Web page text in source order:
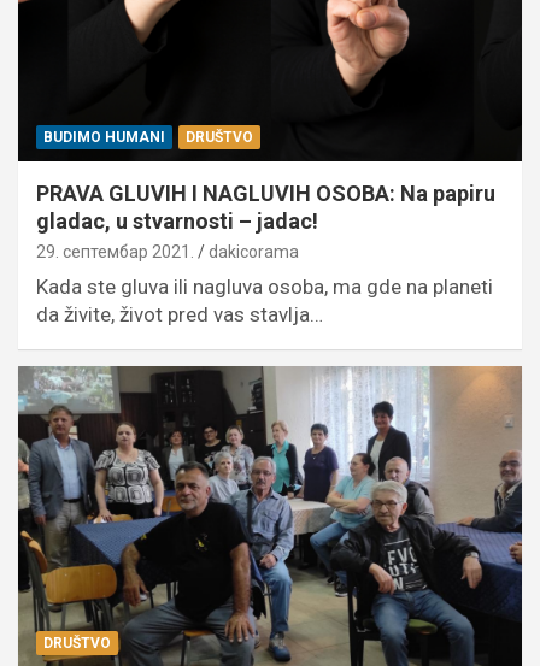
BUDIMO HUMANI DRUŠTVO
PRAVA GLUVIH I NAGLUVIH OSOBA: Na papiru
gladac, u stvarnosti – jadac!
29. септембар 2021. dakicorama
Kada ste gluva ili nagluva osoba, ma gde na planeti
da živite, život pred vas stavlja…
DRUŠTVO